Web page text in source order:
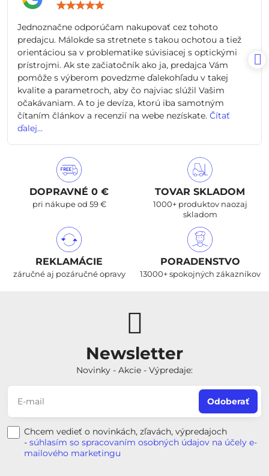
5
Jednoznačne odporúčam nakupovať cez tohoto
predajcu. Málokde sa stretnete s takou ochotou a tiež
orientáciou sa v problematike súvisiacej s optickými
prístrojmi. Ak ste začiatočník ako ja, predajca Vám
pomôže s výberom povedzme ďalekohľadu v takej
kvalite a parametroch, aby čo najviac slúžil Vašim
očakávaniam. A to je devíza, ktorú iba samotným
čítaním článkov a recenzií na webe nezískate. Čítať
ďalej...
DOPRAVNÉ 0 €
pri nákupe od 59 €
TOVAR SKLADOM
1000+ produktov naozaj
skladom
REKLAMÁCIE
záručné aj pozáručné opravy
PORADENSTVO
13000+ spokojných zákazníkov
Newsletter
Novinky - Akcie - Výpredaje:
Odoberať
Chcem vedieť o novinkách, zľavách, výpredajoch
- súhlasím so spracovaním osobných údajov na účely e-
mailového marketingu